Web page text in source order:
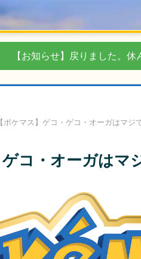
【お知らせ】戻りました。
【ポケマス】ゲコ・ゲコ・オーガはマジ
ゲコ・オーガはマ